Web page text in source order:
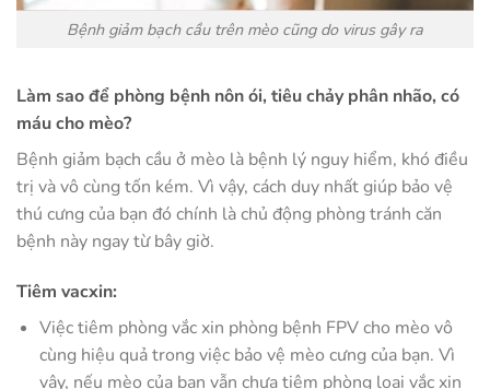
Bệnh giảm bạch cầu trên mèo cũng do virus gây ra
Làm sao để phòng bệnh nôn ói, tiêu chảy phân nhão, có
máu cho mèo?
Bệnh giảm bạch cầu ở mèo là bệnh lý nguy hiểm, khó điều
trị và vô cùng tốn kém. Vì vậy, cách duy nhất giúp bảo vệ
thú cưng của bạn đó chính là chủ động phòng tránh căn
bệnh này ngay từ bây giờ.
Tiêm vacxin:
Việc tiêm phòng vắc xin phòng bệnh FPV cho mèo vô
cùng hiệu quả trong việc bảo vệ mèo cưng của bạn. Vì
vậy, nếu mèo của bạn vẫn chưa tiêm phòng loại vắc xin